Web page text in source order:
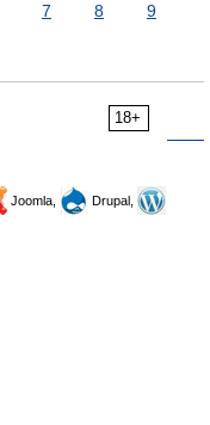
7 8
9
18+
Joomla,
Drupal,